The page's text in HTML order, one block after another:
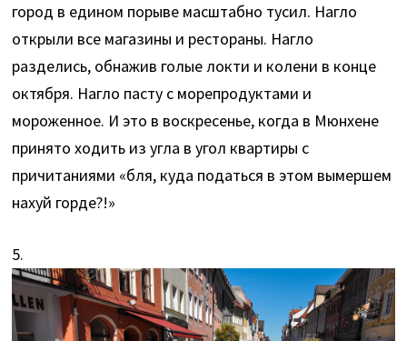
город в едином порыве масштабно тусил. Нагло
открыли все магазины и рестораны. Нагло
разделись, обнажив голые локти и колени в конце
октября. Нагло пасту с морепродуктами и
мороженное. И это в воскресенье, когда в Мюнхене
принято ходить из угла в угол квартиры с
причитаниями «бля, куда податься в этом вымершем
нахуй горде?!»
5.